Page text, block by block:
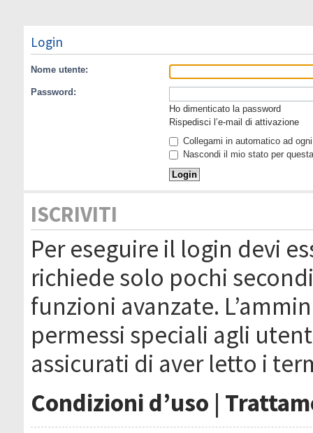
Login
Nome utente:
Password:
Ho dimenticato la password
Rispedisci l’e-mail di attivazione
Collegami in automatico ad
Nascondi il mio stato per
ISCRIVITI
Per eseguire il login devi
richiede solo pochi
funzioni avanzate.
permessi speciali agli
assicurati di aver letto i
Condizioni d’uso |